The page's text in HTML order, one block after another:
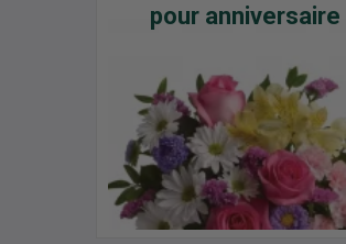
pour anniversaire